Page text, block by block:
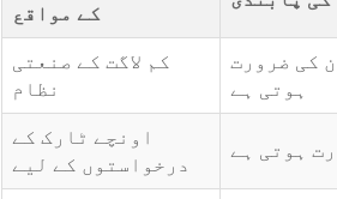
کے مواقع
کی ضرورت
ہوتی ہے
کم لاگت کے صنعتی
نظام
ہوتی ہے
اونچے ٹارک کے
درخواستوں کے لیے